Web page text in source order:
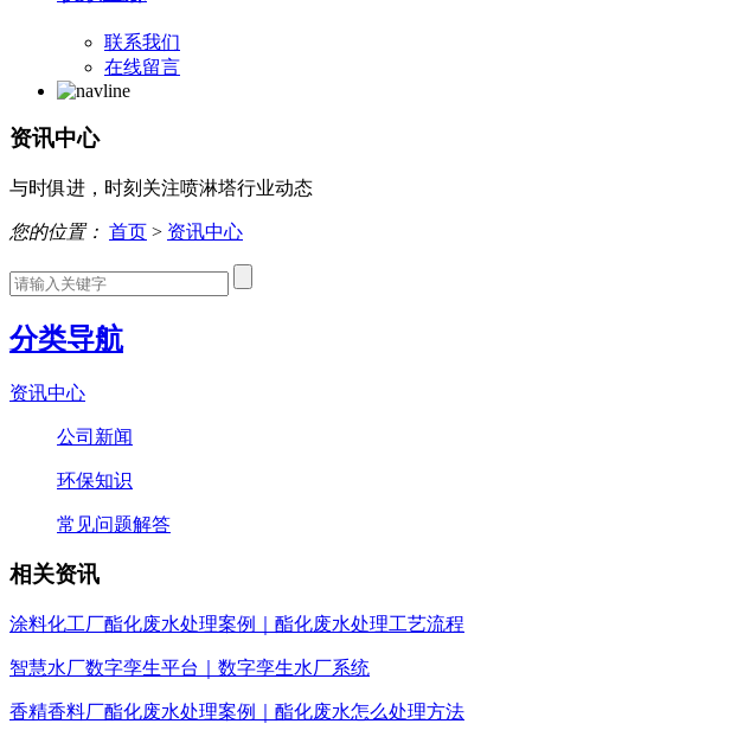
联系我们
在线留言
资讯中心
与时俱进，时刻关注喷淋塔行业动态
您的位置： 首页 > 资讯中心
分类导航
资讯中心
公司新闻
环保知识
常见问题解答
相关资讯
涂料化工厂酯化废水处理案例｜酯化废水处理工艺流程
智慧水厂数字孪生平台｜数字孪生水厂系统
香精香料厂酯化废水处理案例｜酯化废水怎么处理方法